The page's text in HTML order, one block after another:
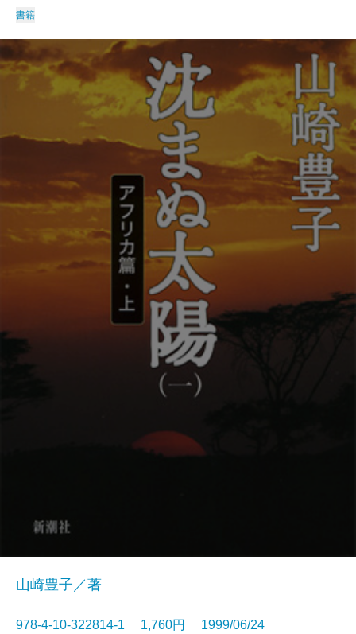
書籍
山崎豊子／著
978-4-10-322814-1 1,760円 1999/06/24